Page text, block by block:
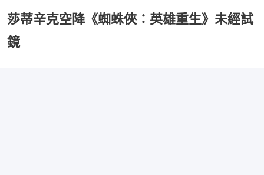
莎蒂辛克空降《蜘蛛俠：英雄重生》未經試
鏡